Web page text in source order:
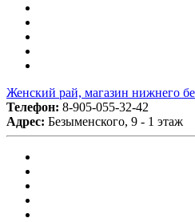
Женский рай, магазин нижнего
Телефон: 8-905-055-32-42
Адрес: Безыменского, 9 - 1 этаж